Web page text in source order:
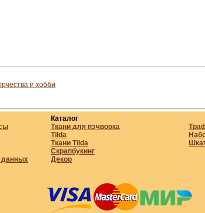
и хобби
данных
Каталог
Ткани для пэчворка
Tilda
Ткани Tilda
Скрапбукинг
Декор